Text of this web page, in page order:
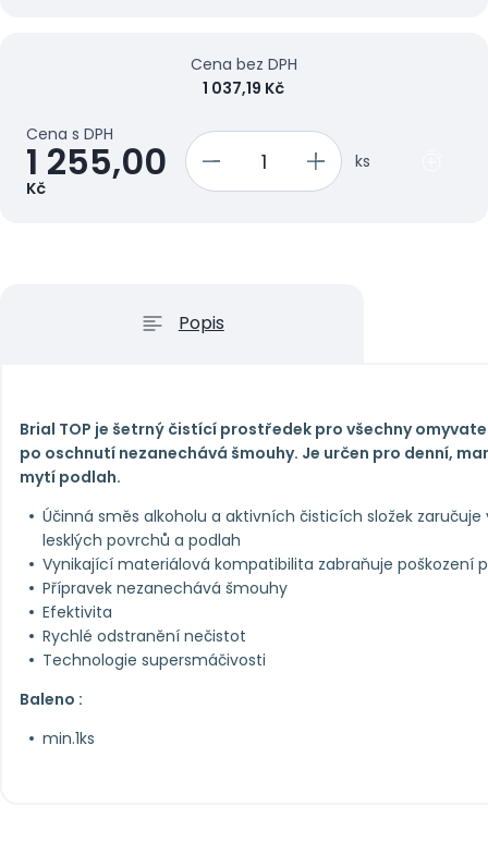
Cena s DPH
1 255,00
Kč
Cena bez DPH
1 037,19 Kč
ks
Popis
Brial TOP je šetrný čistící prostředek pro všechny
po oschnutí nezanechává šmouhy. Je určen pro denní,
mytí podlah.
Účinná směs alkoholu a aktivních čisticích složek
lesklých povrchů a podlah
Vynikající materiálová kompatibilita zabraňuje poškození
Přípravek nezanechává šmouhy
Efektivita
Rychlé odstranění nečistot
Technologie supersmáčivosti
Baleno :
min.1ks